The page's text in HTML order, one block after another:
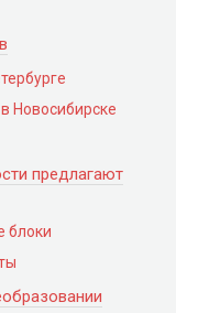
Новосибирске
предлагают
блоки